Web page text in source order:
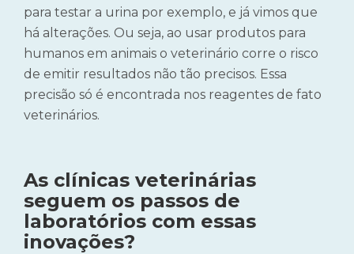
para testar a urina por exemplo, e já vimos que
há alterações. Ou seja, ao usar produtos para
humanos em animais o veterinário corre o risco
de emitir resultados não tão precisos. Essa
precisão só é encontrada nos reagentes de fato
veterinários.
As clínicas veterinárias
seguem os passos de
laboratórios com essas
inovações?